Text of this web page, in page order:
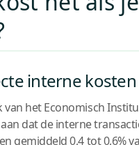
interne kosten
van het Economisch
dat de interne
gemiddeld 0,4 tot 0,6%